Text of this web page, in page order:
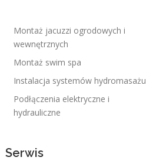
Montaż jacuzzi ogrodowych i
wewnętrznych
Montaż swim spa
Instalacja systemów hydromasażu
Podłączenia elektryczne i
hydrauliczne
Serwis